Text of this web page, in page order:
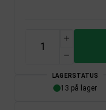
LAGERSTATUS
13 på lager